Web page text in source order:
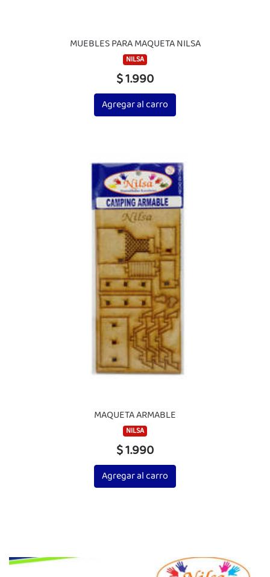
MUEBLES PARA MAQUETA NILSA
NILSA
$ 1.990
Agregar al carro
MAQUETA ARMABLE
NILSA
$ 1.990
Agregar al carro